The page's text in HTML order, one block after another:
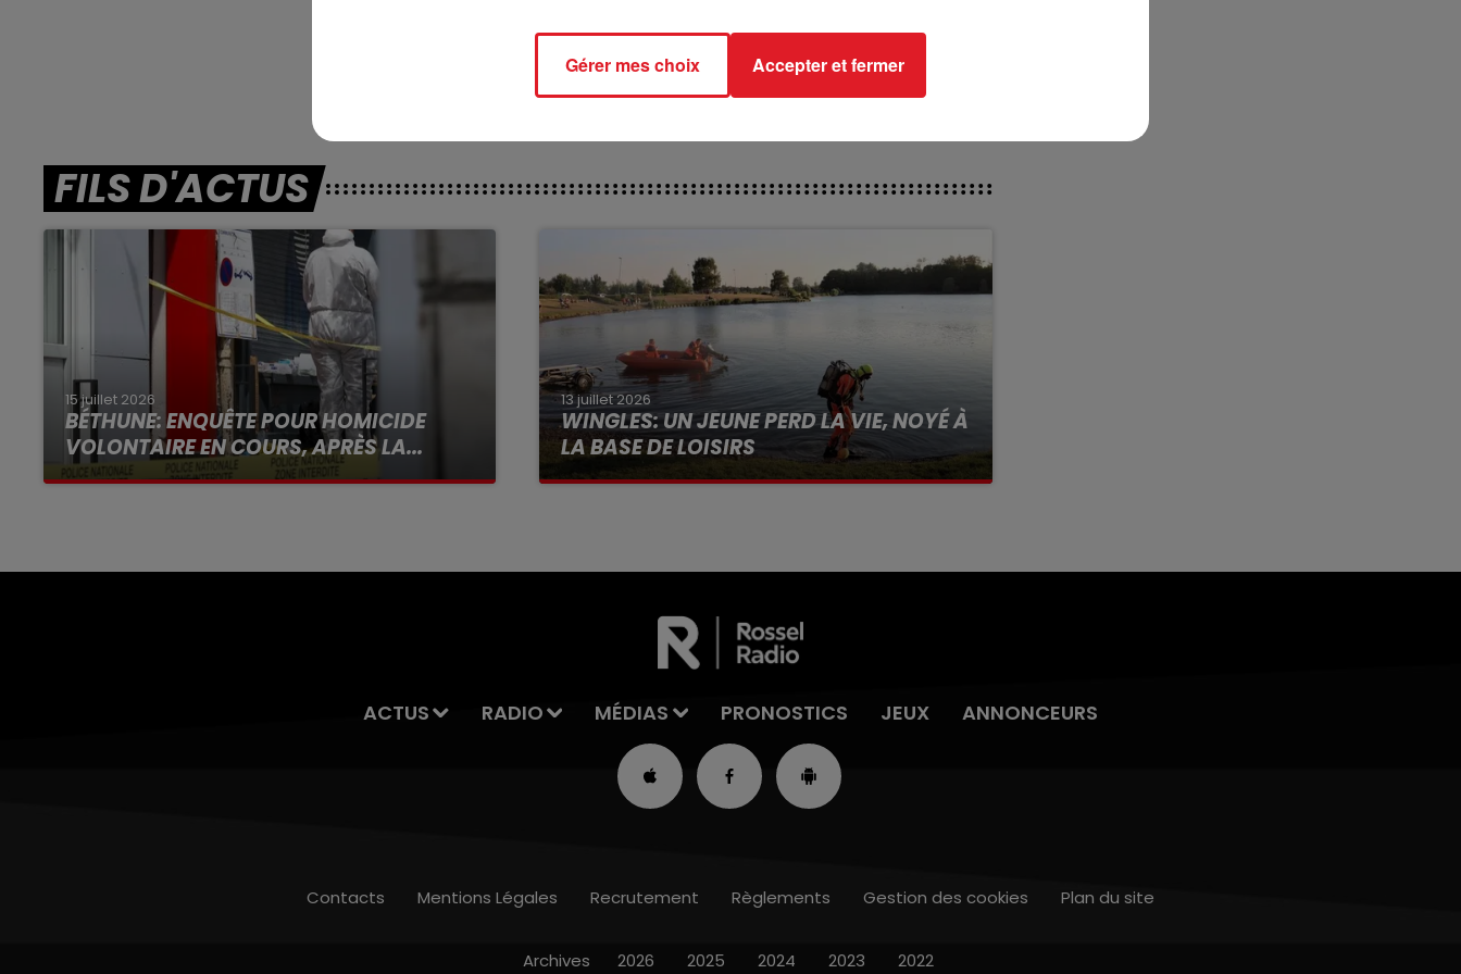
FILS D'ACTUS
15 juillet 2026
BÉTHUNE: ENQUÊTE POUR HOMICIDE
VOLONTAIRE EN COURS, APRÈS LA...
Selon les premiers éléments, le logement
13 juillet 2026
WINGLES: UN JEUNE PERD LA VIE, NOYÉ À
LA BASE DE LOISIRS
La victime a coulé à pic
ACTUS RADIO MÉDIAS PRONOSTICS JEUX ANNONCEURS
Contacts Mentions Légales Recrutement Règlements Gestion des cookies Plan du site
Archives 2026 2025 2024 2023 2022
Gérer mes choix Accepter et fermer